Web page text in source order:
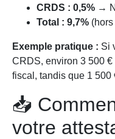
CRDS : 0,5% →
Total : 9,7%
Exemple pratique : Si
CRDS, environ 3 500
fiscal, tandis que 1 500
📥
votre